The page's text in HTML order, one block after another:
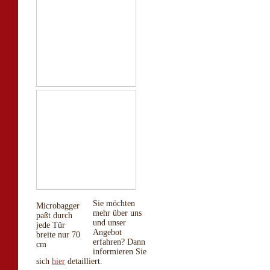
Microbagger
paßt durch
jede Tür
breite nur 70
cm
Sie möchten
mehr über uns
und unser
Angebot
erfahren? Dann
informieren Sie
sich hier detailliert.